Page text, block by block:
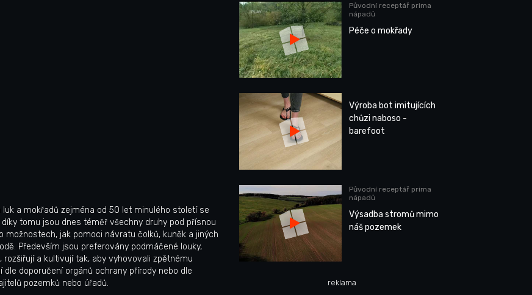
a mokřadů zejména od 50 let minulého století se
tomu jsou dnes téměř všechny druhy pod přísnou
jak pomoci návratu čolků, kuněk a jiných
Především jsou preferovány podmáčené louky,
a kultivují tak, aby vyhovovali zpětnému
doporučení orgánů ochrany přírody nebo dle
pozemků nebo úřadů.
Původní receptář prima
nápadů
Péče o mokřady
Výroba bot imitujících
chůzi naboso -
barefoot
Původní receptář prima
nápadů
Výsadba stromů mimo
náš pozemek
reklama